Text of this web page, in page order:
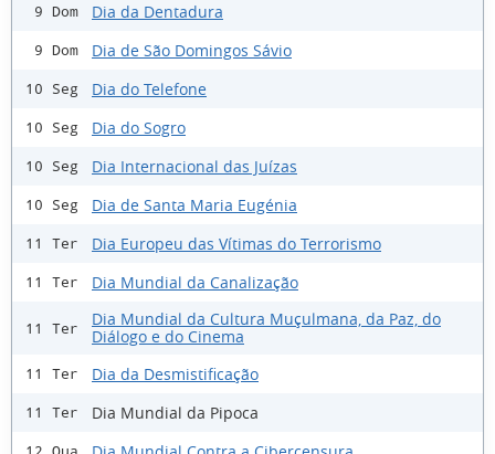
9 Dom Dia da Dentadura
9 Dom Dia de São Domingos Sávio
10 Seg Dia do Telefone
10 Seg Dia do Sogro
10 Seg Dia Internacional das Juízas
10 Seg Dia de Santa Maria Eugénia
11 Ter Dia Europeu das Vítimas do Terrorismo
11 Ter Dia Mundial da Canalização
11 Ter
Dia Mundial da Cultura Muçulmana, da Paz, do
Diálogo e do Cinema
11 Ter Dia da Desmistificação
11 Ter Dia Mundial da Pipoca